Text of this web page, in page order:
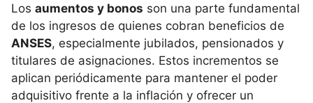
Los aumentos y bonos son una parte fundamental
de los ingresos de quienes cobran beneficios de
ANSES, especialmente jubilados, pensionados y
titulares de asignaciones. Estos incrementos se
aplican periódicamente para mantener el poder
adquisitivo frente a la inflación y ofrecer un